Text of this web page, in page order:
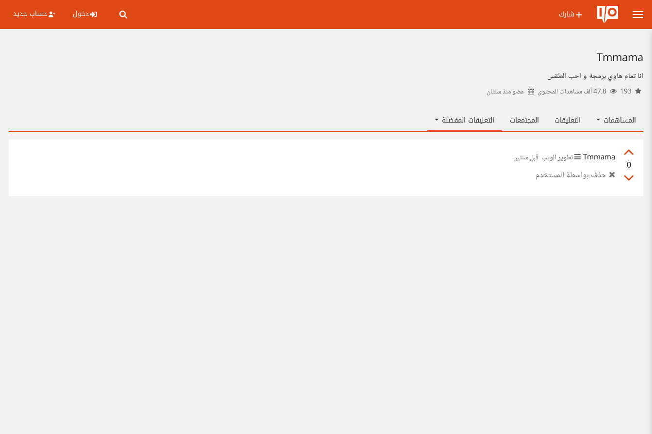
شارك دخول حساب جديد
Tmmama
انا تمام هاوي برمجة و احب الطقس
عضو منذسنتان
المساهمات التعليقات المجتمعات التعليقات المفضلة
0
Tmmama تطوير الويب قبل سنتين
حذف بواسطة المستخدم